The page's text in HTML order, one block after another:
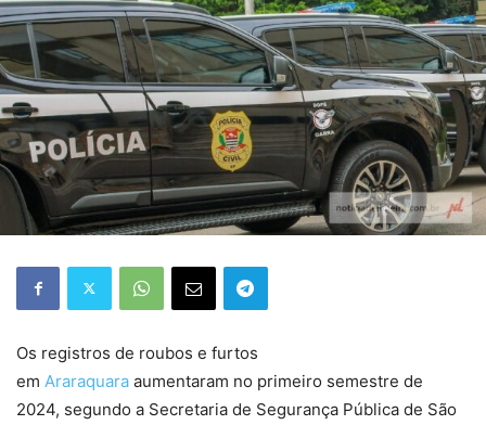
Os registros de roubos e furtos
em Araraquara aumentaram no primeiro semestre de
2024, segundo a Secretaria de Segurança Pública de São